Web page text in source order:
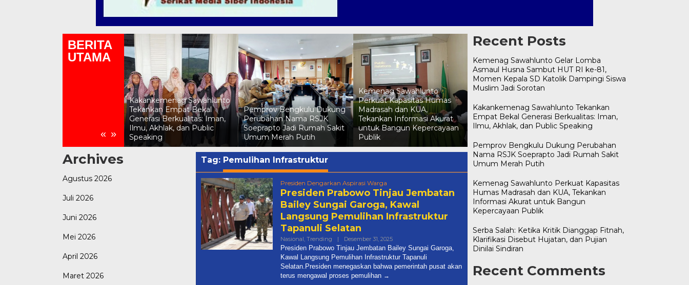
BERITA
UTAMA
« »
Kakankemenag Sawahlunto
Tekankan Empat Bekal
Generasi Berkualitas: Iman,
Ilmu, Akhlak, dan Public
Speaking
Pemprov Bengkulu Dukung
Perubahan Nama RSJK
Soeprapto Jadi Rumah Sakit
Umum Merah Putih
Kemenag Sawahlunto
Perkuat Kapasitas Humas
Madrasah dan KUA,
Tekankan Informasi Akurat
untuk Bangun Kepercayaan
Publik
Serba Salah: Ketika Kritik
Dianggap Fitnah, Klarifikasi
Disebut Hujatan, dan Pujian
Sambut HUT RI ke-81,
Momen Kepala SD Katolik
Dampingi Siswa Muslim Jadi
Archives
Agustus 2026
Juli 2026
Juni 2026
Mei 2026
April 2026
Maret 2026
Tag: Pemulihan Infrastruktur
Presiden Dengarkan Aspirasi Warga
Presiden Prabowo Tinjau Jembatan
Bailey Sungai Garoga, Kawal
Langsung Pemulihan Infrastruktur
Tapanuli Selatan
Nasional, Trending | Desember 31, 2025Oleh
Admin@targetonlinenews.com
Presiden Prabowo Tinjau Jembatan Bailey Sungai Garoga,
Kawal Langsung Pemulihan Infrastruktur Tapanuli
Selatan.Presiden menegaskan bahwa pemerintah pusat akan
terus mengawal proses pemulihan
Recent Posts
Kemenag Sawahlunto Gelar Lomba
Asmaul Husna Sambut HUT RI ke-81,
Momen Kepala SD Katolik Dampingi Siswa
Muslim Jadi Sorotan
Kakankemenag Sawahlunto Tekankan
Empat Bekal Generasi Berkualitas: Iman,
Ilmu, Akhlak, dan Public Speaking
Pemprov Bengkulu Dukung Perubahan
Nama RSJK Soeprapto Jadi Rumah Sakit
Umum Merah Putih
Kemenag Sawahlunto Perkuat Kapasitas
Humas Madrasah dan KUA, Tekankan
Informasi Akurat untuk Bangun
Kepercayaan Publik
Serba Salah: Ketika Kritik Dianggap Fitnah,
Klarifikasi Disebut Hujatan, dan Pujian
Dinilai Sindiran
Recent Comments